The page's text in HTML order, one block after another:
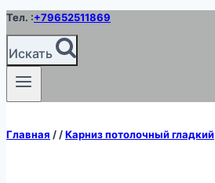
Перейти
содержимому
Тел. :+79652511869
Искать
Главная / /Карниз потолочный гладкий